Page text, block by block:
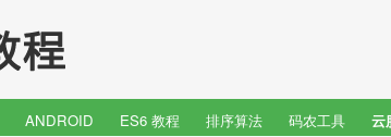
ANDROID ES6 教程 排序算法 码农工具 云